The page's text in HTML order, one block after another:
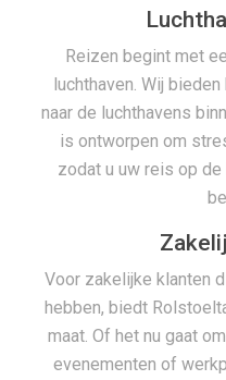
Reizen begint met
luchthaven. Wij
naar de luchthavens
is ontworpen om
zodat u uw reis op
Voor zakelijke klanten
hebben, biedt
maat. Of het nu gaat
evenementen of